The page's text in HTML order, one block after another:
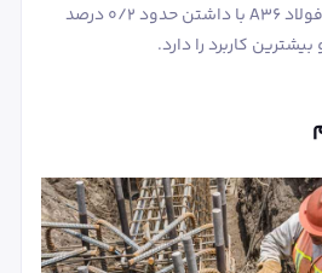
نادانی استفاده می‌شود. فولاد A36 با داشتن حدود 0/2 درصد
کاربرد را دارد.